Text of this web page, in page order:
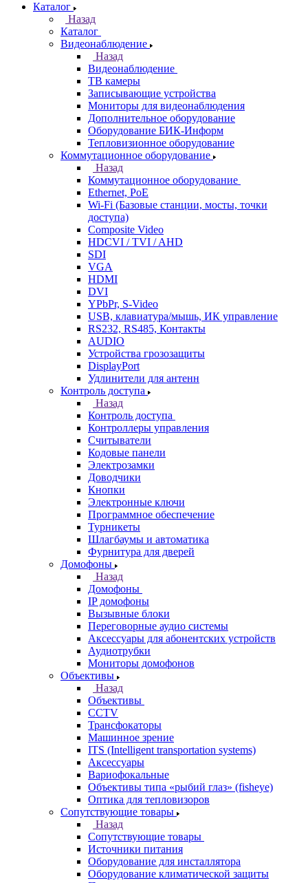
Каталог
Назад
Каталог
Видеонаблюдение
Назад
Видеонаблюдение
ТВ камеры
Записывающие устройства
Мониторы для видеонаблюдения
Дополнительное оборудование
Оборудование БИК-Информ
Тепловизионное оборудование
Коммутационное оборудование
Назад
Коммутационное оборудование
Ethernet, PoE
Wi-Fi (Базовые станции, мосты, точки
доступа)
Composite Video
HDCVI / TVI / AHD
SDI
VGA
HDMI
DVI
YPbPr, S-Video
USB, клавиатура/мышь, ИК управление
RS232, RS485, Контакты
AUDIO
Устройства грозозащиты
DisplayPort
Удлинители для антенн
Контроль доступа
Назад
Контроль доступа
Контроллеры управления
Считыватели
Кодовые панели
Электрозамки
Доводчики
Кнопки
Электронные ключи
Программное обеспечение
Турникеты
Шлагбаумы и автоматика
Фурнитура для дверей
Домофоны
Назад
Домофоны
IP домофоны
Вызывные блоки
Переговорные аудио системы
Аксессуары для абонентских устройств
Аудиотрубки
Мониторы домофонов
Объективы
Назад
Объективы
CCTV
Трансфокаторы
Машинное зрение
ITS (Intelligent transportation systems)
Аксессуары
Вариофокальные
Объективы типа «рыбий глаз» (fisheye)
Оптика для тепловизоров
Сопутствующие товары
Назад
Сопутствующие товары
Источники питания
Оборудование для инсталлятора
Оборудование климатической защиты